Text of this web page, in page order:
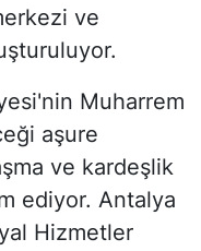
ve
Muharrem
aşure
ve kardeşlik
ediyor. Antalya
Hizmetler